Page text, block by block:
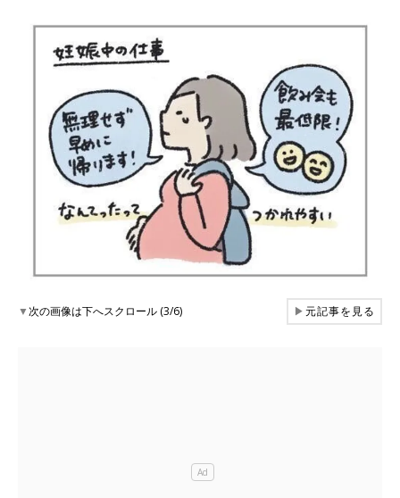
▼次の画像は下へスクロール (3/6) ▶元記事を見る